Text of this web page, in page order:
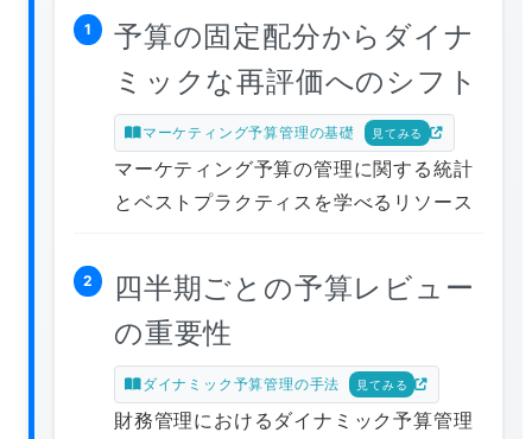
1
予算の固定配分からダイナ
ミックな再評価へのシフト
マーケティング予算管理の基礎 見てみる
マーケティング予算の管理に関する統計
とベストプラクティスを学べるリソース
2
四半期ごとの予算レビュー
の重要性
ダイナミック予算管理の手法 見てみる
財務管理におけるダイナミック予算管理